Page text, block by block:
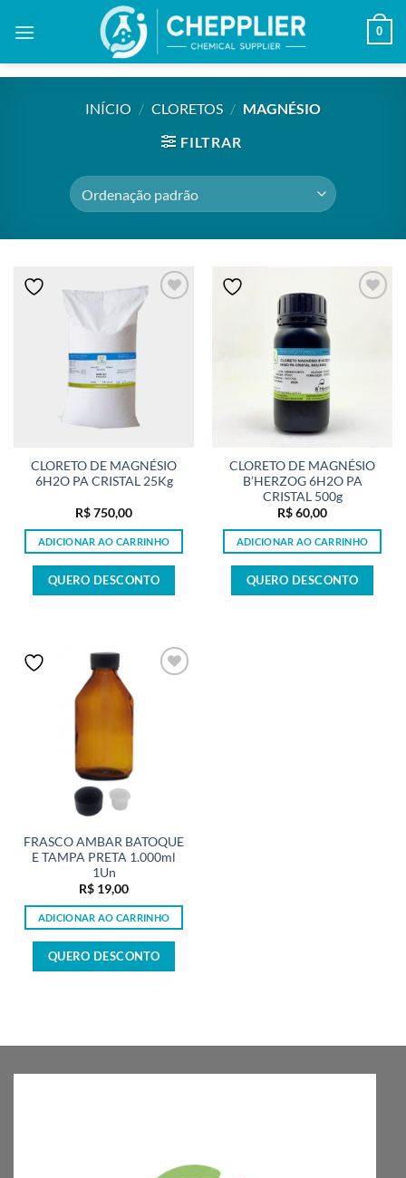
0
INÍCIO / CLORETOS / MAGNÉSIO
FILTRAR
CLORETO DE MAGNÉSIO
6H2O PA CRISTAL 25Kg
R$750,00
ADICIONAR AO CARRINHO
QUERO DESCONTO
CLORETO DE MAGNÉSIO
B’HERZOG 6H2O PA
CRISTAL 500g
R$60,00
ADICIONAR AO CARRINHO
QUERO DESCONTO
FRASCO AMBAR BATOQUE
E TAMPA PRETA 1.000ml
1Un
R$ 19,00
ADICIONAR AO CARRINHO
QUERO DESCONTO